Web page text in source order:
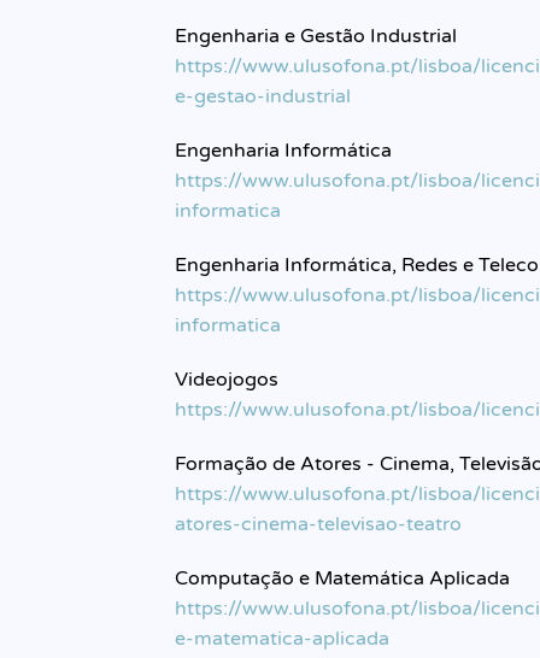
Engenharia e Gestão Industrial
https://www.ulusofona.pt/lisboa/
e-gestao-industrial
Engenharia Informática
https://www.ulusofona.pt/lisboa/
informatica
Engenharia Informática, Redes e
https://www.ulusofona.pt/lisboa/
informatica
Videojogos
https://www.ulusofona.pt/lisboa/
Formação de Atores - Cinema,
https://www.ulusofona.pt/lisboa/
atores-cinema-televisao-teatro
Computação e Matemática Aplicada
https://www.ulusofona.pt/lisboa/
e-matematica-aplicada